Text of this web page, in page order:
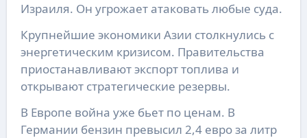
Израиля. Он угрожает атаковать любые суда.
Крупнейшие экономики Азии столкнулись с
энергетическим кризисом. Правительства
приостанавливают экспорт топлива и
открывают стратегические резервы.
В Европе война уже бьет по ценам. В
Германии бензин превысил 2,4 евро за литр